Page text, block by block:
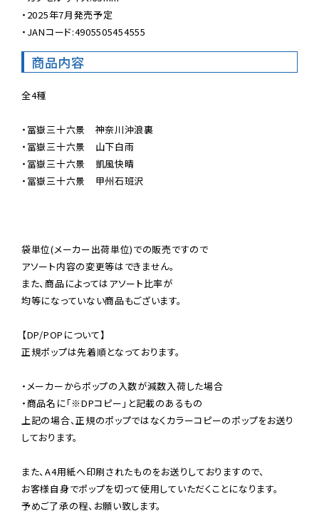
・2025年7月発売予定
・JANコード:4905505454555
商品内容
全4種
・冨嶽三十六景　神奈川沖浪裏
・冨嶽三十六景　山下白雨
・冨嶽三十六景　凱風快晴
・冨嶽三十六景　甲州石班沢
袋単位(メーカー出荷単位)での販売ですので
アソート内容の変更等はできません。
また、商品によってはアソート比率が
均等になっていない商品もございます。
【DP/POPについて】
正規ポップは先着順となっております。
・メーカーからポップの入数が減数入荷した場合
・商品名に「※DPコピー」と記載のあるもの
上記の場合、正規のポップではなくカラーコピーのポップをお送り
しております。
また、A4用紙へ印刷されたものをお送りしておりますので、
お客様自身でポップを切って使用していただくことになります。
予めご了承の程、お願い致します。